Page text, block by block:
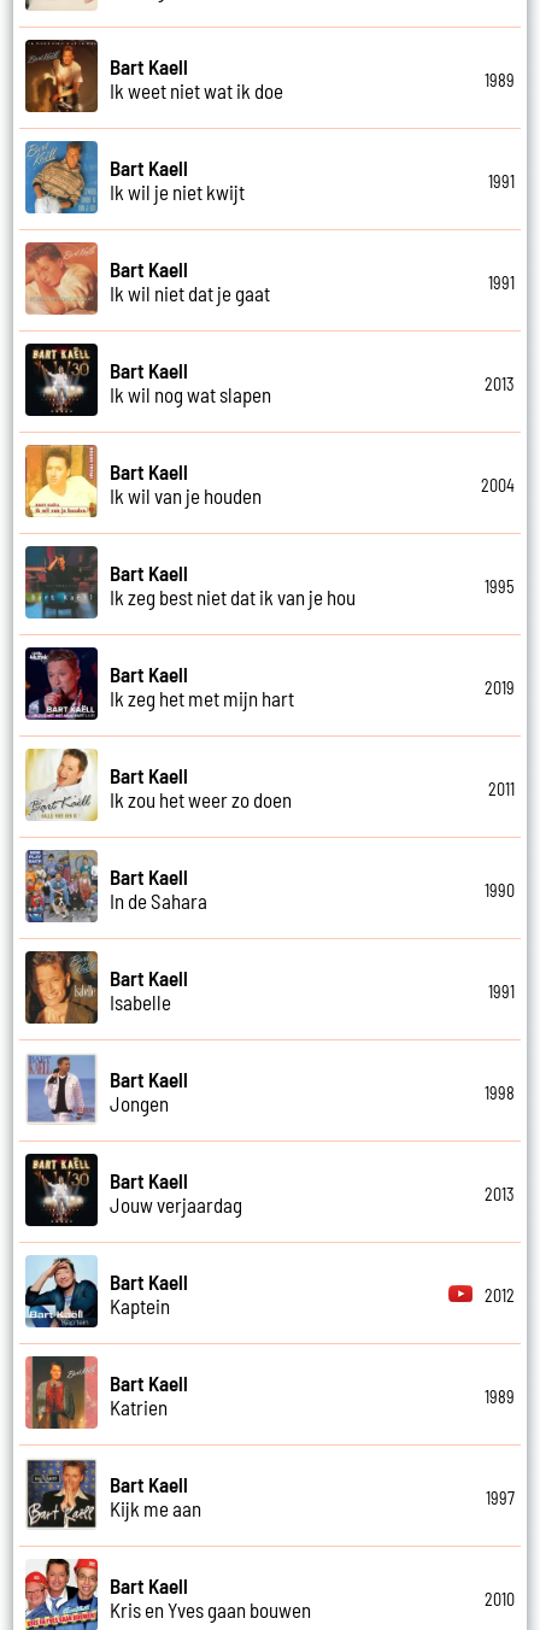
Bart Kaell
Ik weet niet wat ik doe
1989
Bart Kaell
Ik wil je niet kwijt
1991
Bart Kaell
Ik wil niet dat je gaat
1991
Bart Kaell
Ik wil nog wat slapen
2013
Bart Kaell
Ik wil van je houden
2004
Bart Kaell
Ik zeg best niet dat ik van je hou
1995
Bart Kaell
Ik zeg het met mijn hart
2019
Bart Kaell
Ik zou het weer zo doen
2011
Bart Kaell
In de Sahara
1990
Bart Kaell
Isabelle
1991
Bart Kaell
Jongen
1998
Bart Kaell
Jouw verjaardag
2013
Bart Kaell
Kaptein
2012
Bart Kaell
Katrien
1989
Bart Kaell
Kijk me aan
1997
Bart Kaell
Kris en Yves gaan bouwen
2010